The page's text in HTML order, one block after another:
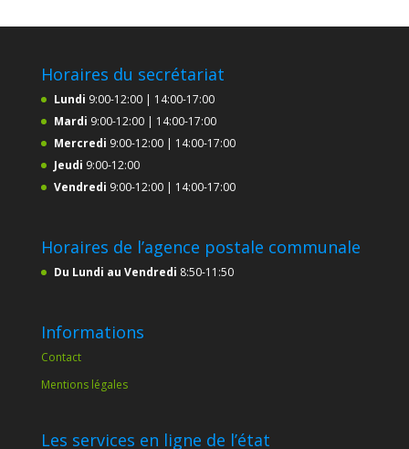
Horaires du secrétariat
Lundi 9:00-12:00 | 14:00-17:00
Mardi 9:00-12:00 | 14:00-17:00
Mercredi 9:00-12:00 | 14:00-17:00
Jeudi 9:00-12:00
Vendredi 9:00-12:00 | 14:00-17:00
Horaires de l’agence postale communale
Du Lundi au Vendredi 8:50-11:50
Informations
Contact
Mentions légales
Les services en ligne de l’état